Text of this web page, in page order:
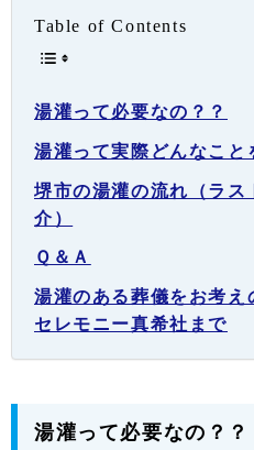
Table of Contents
湯灌って必要なの？？
湯灌って実際どんなこと
堺市の湯灌の流れ（ラス
介）
Ｑ＆Ａ
湯灌のある葬儀をお考え
セレモニー真希社まで
湯灌って必要なの？？